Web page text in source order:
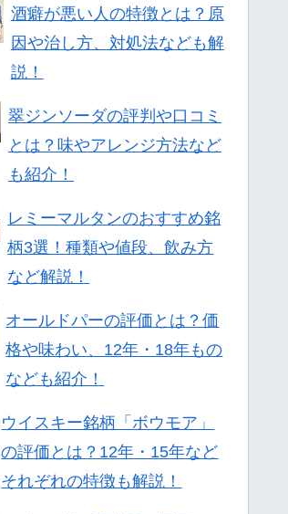
酒癖が悪い人の特徴とは？原
因や治し方、対処法なども解
説！
翠ジンソーダの評判や口コミ
とは？味やアレンジ方法など
も紹介！
レミーマルタンのおすすめ銘
柄3選！種類や値段、飲み方
など解説！
オールドパーの評価とは？価
格や味わい、12年・18年もの
なども紹介！
ウイスキー銘柄「ボウモア」
の評価とは？12年・15年など
それぞれの特徴も解説！